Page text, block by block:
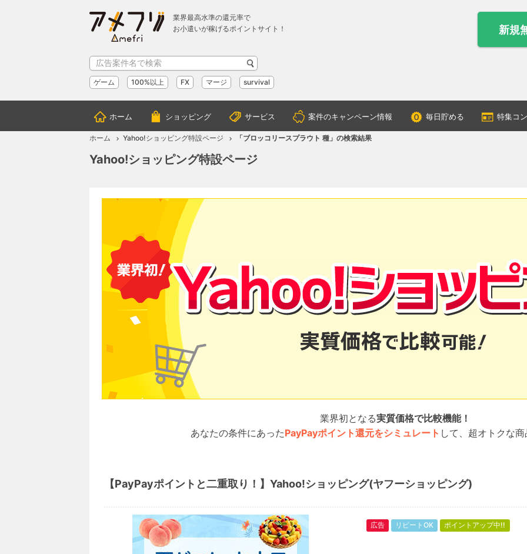
業界最高水準の還元率で
お小遣いが稼げるポイントサイト！
新規
ゲーム 100%以上 FX マージ survival
ホーム ショッピング サービス 案件のキャンペーン情報 毎日貯める 特集コ
ホーム Yahoo!ショッピング特設ページ 「ブロッコリースプラウト 種」の検索結果
Yahoo!ショッピング特設ページ
業界初となる実質価格で比較機能！
あなたの条件にあったPayPayポイント還元をシミュレート して、超オトクな
【PayPayポイントと二重取り！】Yahoo!ショッピング(ヤフーショッピング)
広告 リピートOK ポイントアップ中!!